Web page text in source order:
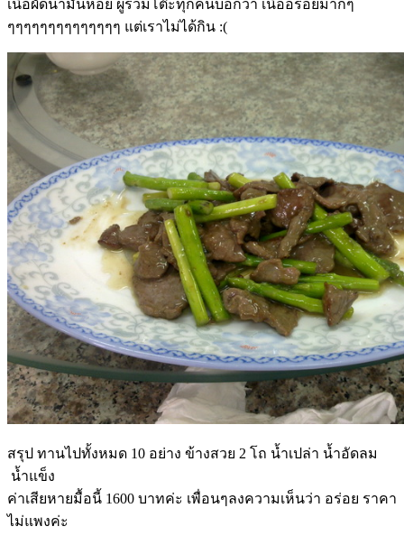
เนื้อผัดน้ำมันหอย ผู้ร่วมโต๊ะทุกคนบอกว่า เนื้ออร่อยมากๆ
ๆๆๆๆๆๆๆๆๆๆๆๆๆๆ แต่เราไม่ได้กิน :(
สรุป ทานไปทั้งหมด 10 อย่าง ข้างสวย 2 โถ น้ำเปล่า น้ำอัดลม
น้ำแข็ง
ค่าเสียหายมื้อนี้ 1600 บาทค่ะ เพื่อนๆลงความเห็นว่า อร่อย ราคา
ไม่แพงค่ะ